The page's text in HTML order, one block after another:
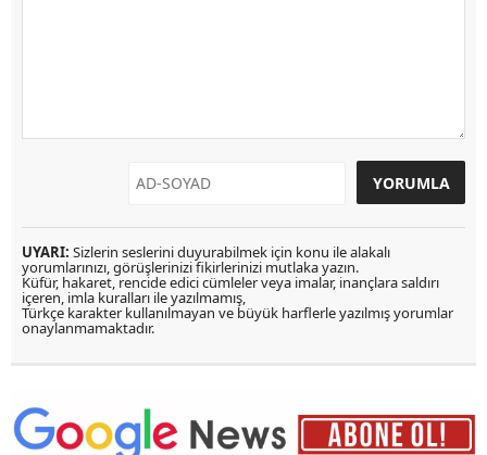
UYARI: Sizlerin seslerini duyurabilmek için konu ile alakalı
yorumlarınızı, görüşlerinizi fikirlerinizi mutlaka yazın.
Küfür, hakaret, rencide edici cümleler veya imalar, inançlara saldırı
içeren, imla kuralları ile yazılmamış,
Türkçe karakter kullanılmayan ve büyük harflerle yazılmış yorumlar
onaylanmamaktadır.